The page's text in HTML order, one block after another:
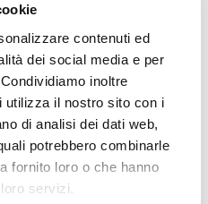
contenuti ed
dei social media e per
inoltre
utilizza il nostro sito con i
di analisi dei dati web,
potrebbero combinarle
fornito loro o che hanno
servizi.
IDRAULICO VARIO -
Generale
e Forniture